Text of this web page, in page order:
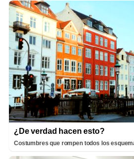
¿De verdad hacen esto?
Costumbres que rompen todos los